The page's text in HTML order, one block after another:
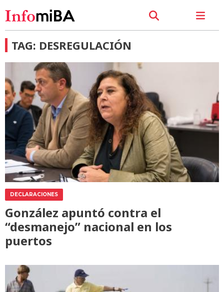
TAG: DESREGULACIÓN
DECLARACIONES
González apuntó contra el
“desmanejo” nacional en los
puertos